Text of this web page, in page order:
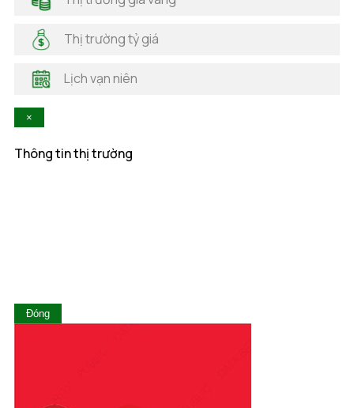
Hải Phòng
Hà Tĩnh
Hòa Bình
Lai Châu
Thị trường tỷ giá
Lịch vạn niên
×
Thông tin thị trường
Đóng